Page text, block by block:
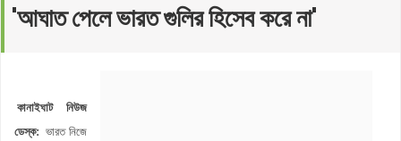
n
'আঘাত পেলে ভারত গুলির হিসেব করে না'
কানাইঘাট নিউজ
ডেস্ক: ভারত নিজে